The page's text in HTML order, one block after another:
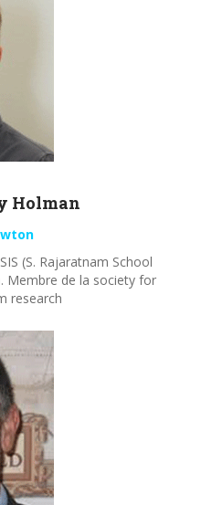
Holman
(S. Rajaratnam School
Membre de la society for
research